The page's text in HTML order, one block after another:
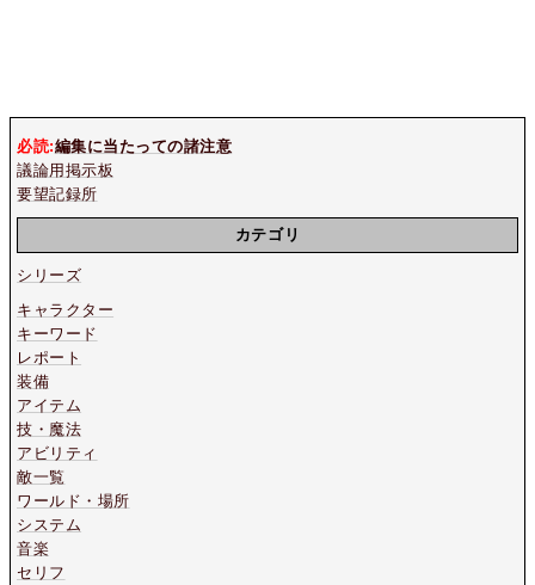
必読:編集に当たっての諸注意
議論用掲示板
要望記録所
カテゴリ
シリーズ
キャラクター
キーワード
レポート
装備
アイテム
技・魔法
アビリティ
敵一覧
ワールド・場所
システム
音楽
セリフ